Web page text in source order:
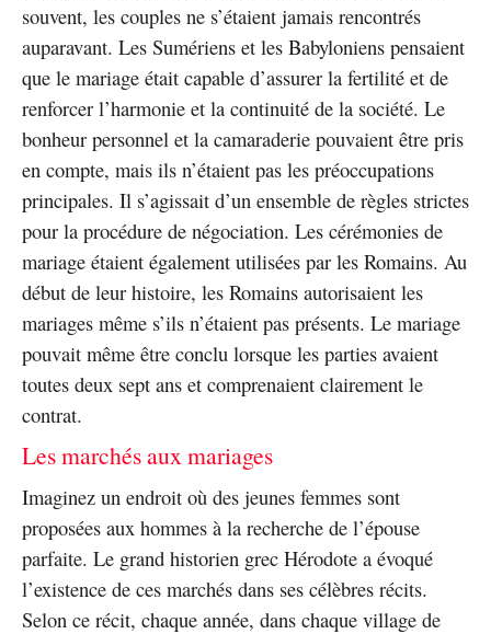
souvent, les couples ne s’étaient jamais rencontrés
auparavant. Les Sumériens et les Babyloniens pensaient
que le mariage était capable d’assurer la fertilité et de
renforcer l’harmonie et la continuité de la société. Le
bonheur personnel et la camaraderie pouvaient être pris
en compte, mais ils n’étaient pas les préoccupations
principales. Il s’agissait d’un ensemble de règles strictes
pour la procédure de négociation. Les cérémonies de
mariage étaient également utilisées par les Romains. Au
début de leur histoire, les Romains autorisaient les
mariages même s’ils n’étaient pas présents. Le mariage
pouvait même être conclu lorsque les parties avaient
toutes deux sept ans et comprenaient clairement le
contrat.
Les marchés aux mariages
Imaginez un endroit où des jeunes femmes sont
proposées aux hommes à la recherche de l’épouse
parfaite. Le grand historien grec Hérodote a évoqué
l’existence de ces marchés dans ses célèbres récits.
Selon ce récit, chaque année, dans chaque village de